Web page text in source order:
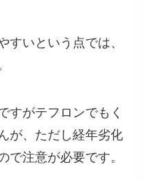
すいという点では、
すがテフロンでもく
が、ただし経年劣化
で注意が必要です。